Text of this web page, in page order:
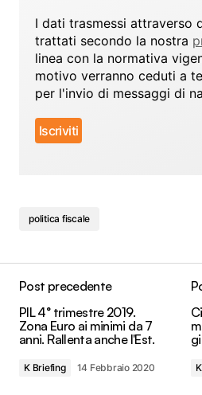
I dati trasmessi attraverso
trattati secondo la nostra
linea con la normativa
motivo verranno ceduti a
per l'invio di messaggi di
politica fiscale
Post precedente
PIL 4° trimestre 2019.
Zona Euro ai minimi da 7
anni. Rallenta anche l'Est.
K Briefing 14 Febbraio 2020